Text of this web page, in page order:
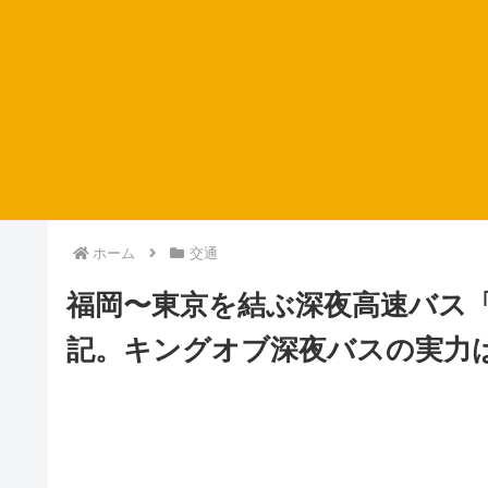
ホーム 交通
福岡〜東京を結ぶ深夜高速バス
記。キングオブ深夜バスの実力